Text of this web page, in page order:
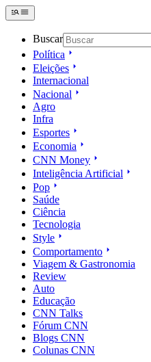
Buscar
Política
Eleições
Internacional
Nacional
Agro
Infra
Esportes
Economia
CNN Money
Inteligência Artificial
Pop
Saúde
Ciência
Tecnologia
Style
Comportamento
Viagem & Gastronomia
Review
Auto
Educação
CNN Talks
Fórum CNN
Blogs CNN
Colunas CNN